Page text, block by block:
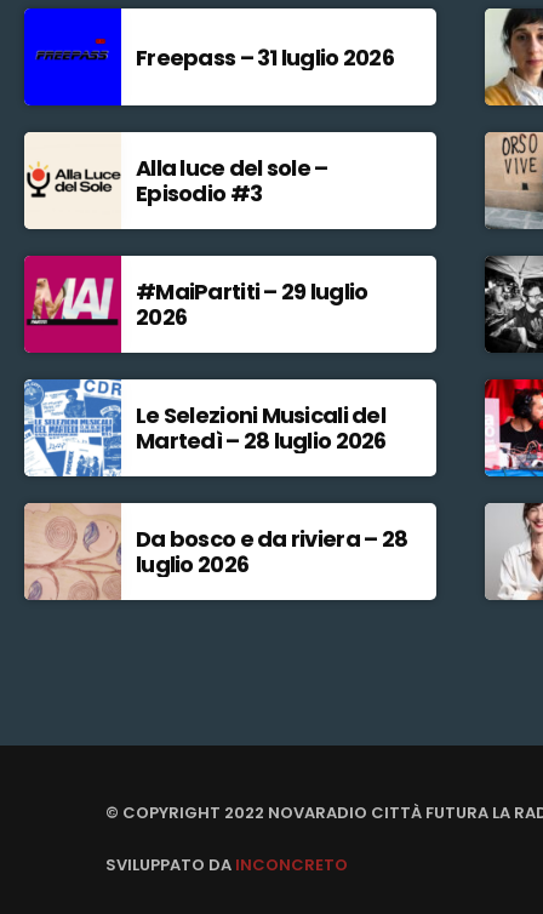
Freepass – 31 luglio 2026
Alla luce del sole –
Episodio #3
#MaiPartiti – 29 luglio
2026
Le Selezioni Musicali del
Martedì – 28 luglio 2026
Da bosco e da riviera – 28
luglio 2026
© COPYRIGHT 2022 NOVARADIO CITTÀ FUTURA LA
SVILUPPATO DA INCONCRETO